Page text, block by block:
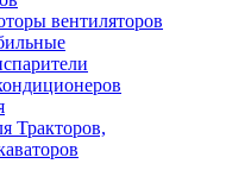
вентиляторов
Тракторов,